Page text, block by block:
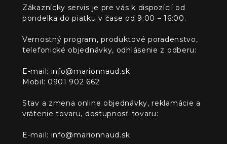
Zákaznícky servis je pre vás k dispozícií od
pondelka do piatku v čase od 9:00 – 16:00.
Vernostný program, produktové poradenstvo,
telefonické objednávky, odhlásenie z odberu:
E-mail: info@marionnaud.sk
Mobil: 0901 902 662
Stav a zmena online objednávky, reklamácie a
vrátenie tovaru, dostupnosť tovaru:
E-mail: info@marionnaud.sk